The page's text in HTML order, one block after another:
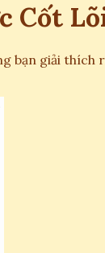
Cốt
giải thích